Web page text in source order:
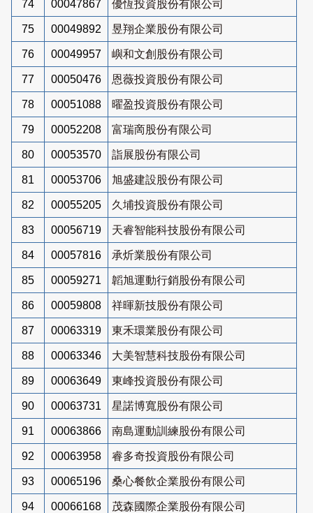
74 00047867 優恆投資股份有限公司
75 00049892 昱翔企業股份有限公司
76 00049957 嶼和文創股份有限公司
77 00050476 恩薇投資股份有限公司
78 00051088 曜盈投資股份有限公司
79 00052208 富瑞啇股份有限公司
80 00053570 詣展股份有限公司
81 00053706 旭盛建設股份有限公司
82 00055205 久埔投資股份有限公司
83 00056719 天睿智能科技股份有限公司
84 00057816 承炘業股份有限公司
85 00059271 韜旭運動行銷股份有限公司
86 00059808 祥暉新技股份有限公司
87 00063319 東禾環業股份有限公司
88 00063346 大美智慧科技股份有限公司
89 00063649 東峰投資股份有限公司
90 00063731 星諾博寬股份有限公司
91 00063866 南島運動訓練股份有限公司
92 00063958 睿多奇投資股份有限公司
93 00065196 桑心餐飲企業股份有限公司
94 00066168 茂森國際企業股份有限公司